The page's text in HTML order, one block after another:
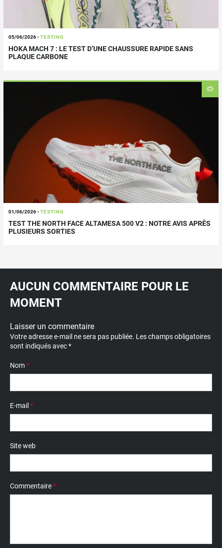
05/06/2026-TESTING
HOKA MACH 7 : LE TEST D’UNE CHAUSSURE RAPIDE SANS
PLAQUE CARBONE
01/06/2026-TESTING
TEST THE NORTH FACE ALTAMESA 500 V2 : NOTRE AVIS APRÈS
PLUSIEURS SORTIES
AUCUN COMMENTAIRE POUR LE
MOMENT
Laisser un commentaire
Votre adresse e-mail ne sera pas publiée. Les champs obligatoires
sont indiqués avec*
Nom*
E-mail *
Site web
Commentaire*